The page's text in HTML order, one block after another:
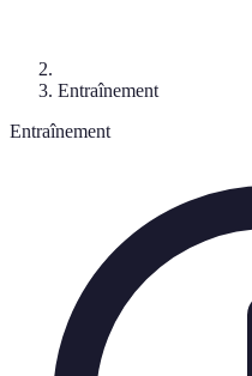
Entraînement
Entraînement